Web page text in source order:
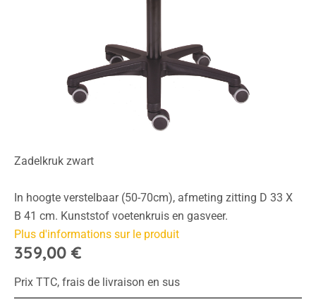
Zadelkruk zwart
In hoogte verstelbaar (50-70cm), afmeting zitting D 33 X
B 41 cm. Kunststof voetenkruis en gasveer.
Plus d'informations sur le produit
359,00 €
Prix TTC, frais de livraison en sus